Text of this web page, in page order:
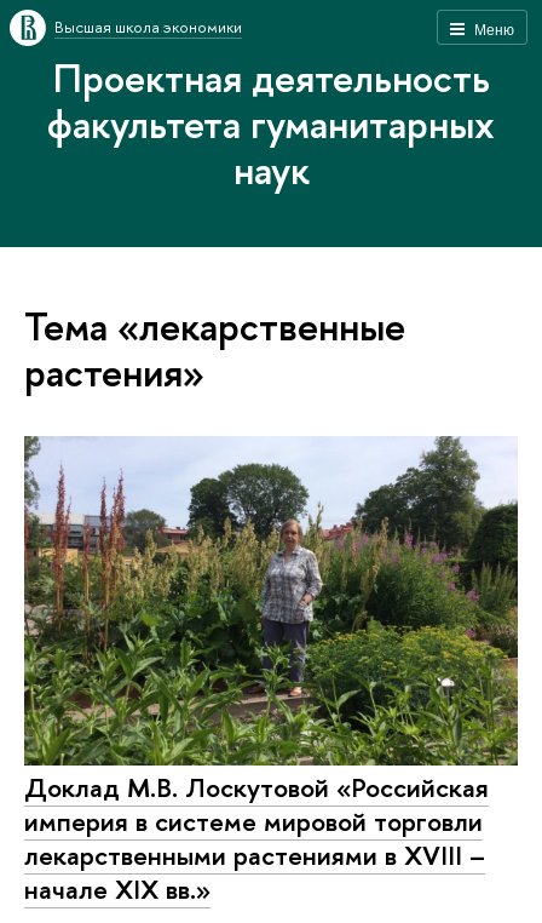
Меню
Высшая школа экономики
Проектная деятельность
факультета гуманитарных
наук
Тема «лекарственные
растения»
Доклад М.В. Лоскутовой «Российская
империя в системе мировой торговли
лекарственными растениями в XVIII –
начале XIX вв.»